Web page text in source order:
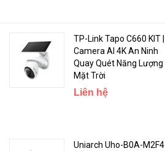
hoặc tối mà vẫn giữ được hình ảnh rõ
trong nhiều điều kiện thời tiết khác nhau.
cả Android và iOS, giúp bạn dễ dàng truy
TP-Link Tapo C660 KIT |
Camera AI 4K An Ninh
Quay Quét Năng Lượng
Mặt Trời
Liên hệ
Uniarch Uho-B0A-M2F4 |